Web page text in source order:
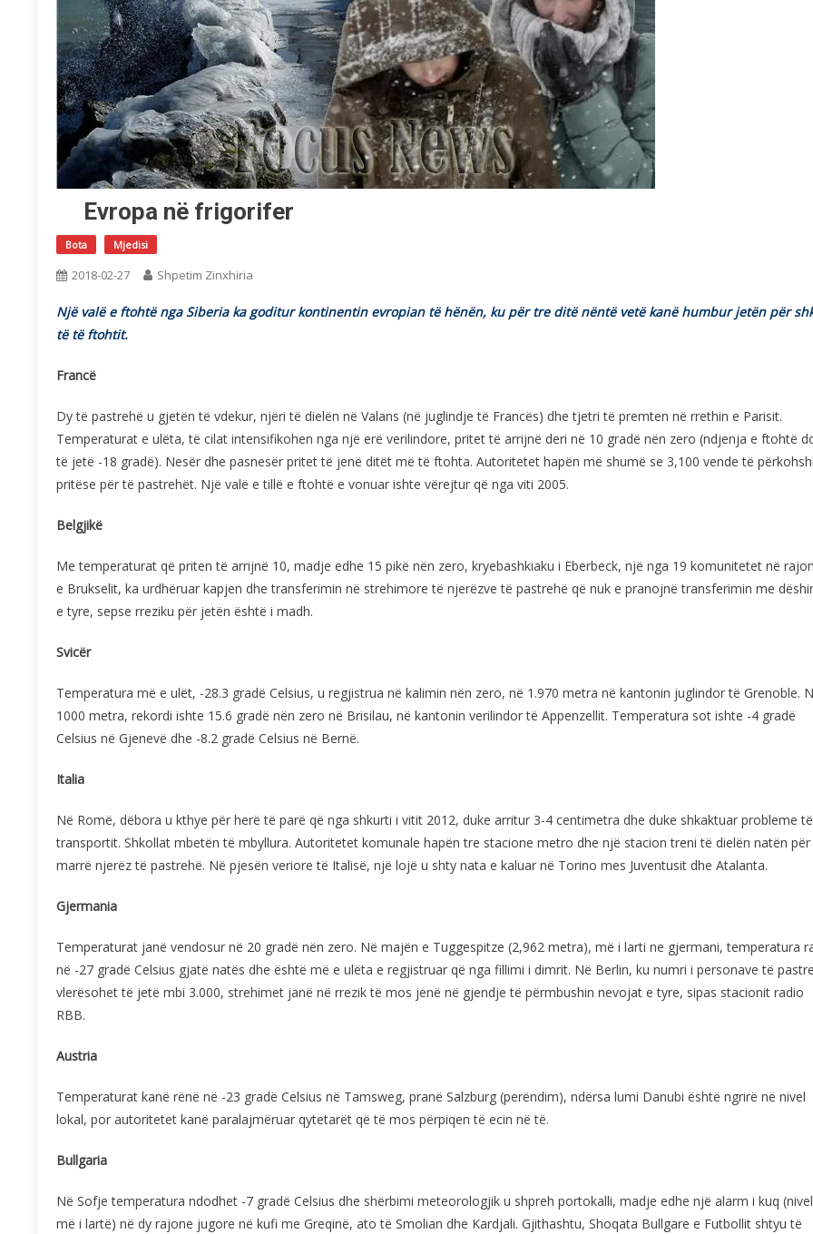
Evropa në frigorifer
Bota Mjedisi
2018-02-27 Shpetim Zinxhiria
Një valë e ftohtë nga Siberia ka goditur kontinentin evropian të hënën, ku për tre ditë nëntë vetë kanë humbur jetën për
të të ftohtit.
Francë
Dy të pastrehë u gjetën të vdekur, njëri të dielën në Valans (në juglindje të Francës) dhe tjetri të premten në rrethin e Parisit.
Temperaturat e ulëta, të cilat intensifikohen nga një erë verilindore, pritet të arrijnë deri në 10 gradë nën zero (ndjenja e ftohtë
të jetë -18 gradë). Nesër dhe pasnesër pritet të jenë ditët më të ftohta. Autoritetet hapën më shumë se 3,100 vende të
pritëse për të pastrehët. Një valë e tillë e ftohtë e vonuar ishte vërejtur që nga viti 2005.
Belgjikë
Me temperaturat që priten të arrijnë 10, madje edhe 15 pikë nën zero, kryebashkiaku i Eberbeck, një nga 19 komunitetet në
e Brukselit, ka urdhëruar kapjen dhe transferimin në strehimore të njerëzve të pastrehë që nuk e pranojnë transferimin me
e tyre, sepse rreziku për jetën është i madh.
Svicër
Temperatura më e ulët, -28.3 gradë Celsius, u regjistrua në kalimin nën zero, në 1.970 metra në kantonin juglindor të Grenoble.
1000 metra, rekordi ishte 15.6 gradë nën zero në Brisilau, në kantonin verilindor të Appenzellit. Temperatura sot ishte -4 gradë
Celsius në Gjenevë dhe -8.2 gradë Celsius në Bernë.
Italia
Në Romë, dëbora u kthye për herë të parë që nga shkurti i vitit 2012, duke arritur 3-4 centimetra dhe duke shkaktuar probleme të
transportit. Shkollat mbetën të mbyllura. Autoritetet komunale hapën tre stacione metro dhe një stacion treni të dielën natën
marrë njerëz të pastrehë. Në pjesën veriore të Italisë, një lojë u shty nata e kaluar në Torino mes Juventusit dhe Atalanta.
Gjermania
Temperaturat janë vendosur në 20 gradë nën zero. Në majën e Tuggespitze (2,962 metra), më i larti ne gjermani, temperatura
në -27 gradë Celsius gjatë natës dhe është më e ulëta e regjistruar që nga fillimi i dimrit. Në Berlin, ku numri i personave të
vlerësohet të jetë mbi 3.000, strehimet janë në rrezik të mos jenë në gjendje të përmbushin nevojat e tyre, sipas stacionit radio
RBB.
Austria
Temperaturat kanë rënë në -23 gradë Celsius në Tamsweg, pranë Salzburg (perëndim), ndërsa lumi Danubi është ngrirë në nivel
lokal, por autoritetet kanë paralajmëruar qytetarët që të mos përpiqen të ecin në të.
Bullgaria
Në Sofje temperatura ndodhet -7 gradë Celsius dhe shërbimi meteorologjik u shpreh portokalli, madje edhe një alarm i kuq
më i lartë) në dy rajone jugore në kufi me Greqinë, ato të Smolian dhe Kardjali. Gjithashtu, Shoqata Bullgare e Futbollit shtyu të